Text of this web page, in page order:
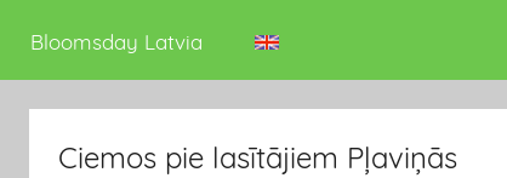
Bloomsday Latvia
Ciemos pie lasītājiem Pļaviņās